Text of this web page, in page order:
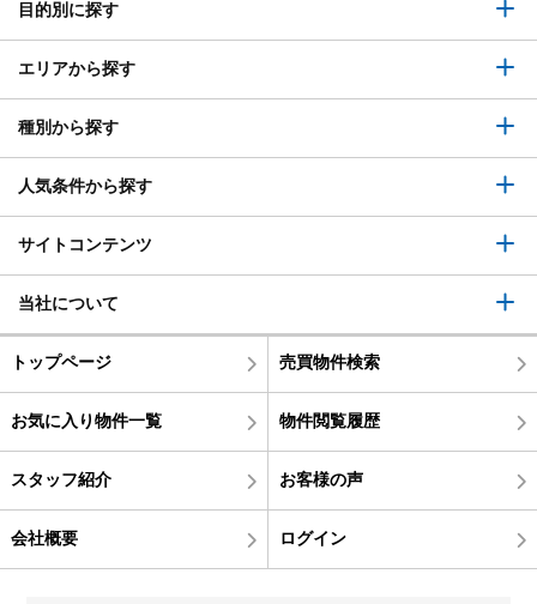
目的別に探す
エリアから探す
種別から探す
人気条件から探す
サイトコンテンツ
当社について
トップページ 売買物件検索
お気に入り物件一覧 物件閲覧履歴
スタッフ紹介 お客様の声
会社概要 ログイン